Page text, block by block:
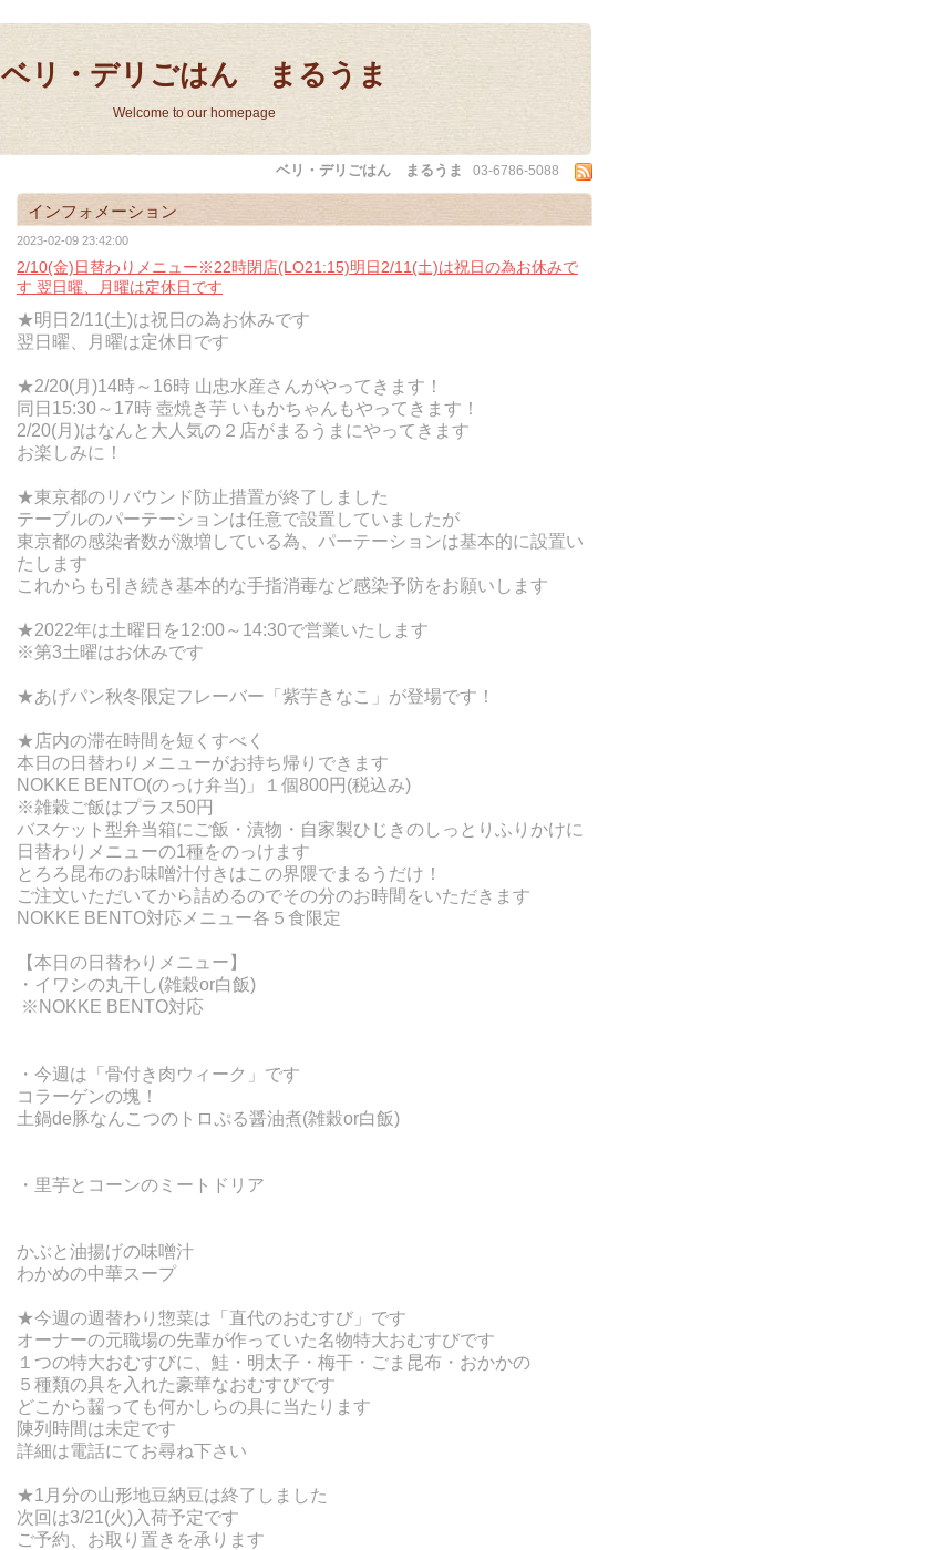
ベリ・デリごはん まるうま
Welcome to our homepage
ベリ・デリごはん まるうま 03-6786-5088
インフォメーション
2023-02-09 23:42:00
2/10(金)日替わりメニュー※22時閉店(LO21:15)明日2/11(土)は祝日の為お休みで
す 翌日曜、月曜は定休日です
★明日2/11(土)は祝日の為お休みです
翌日曜、月曜は定休日です
★2/20(月)14時～16時 山忠水産さんがやってきます！
同日15:30～17時 壺焼き芋 いもかちゃんもやってきます！
2/20(月)はなんと大人気の２店がまるうまにやってきます
お楽しみに！
★東京都のリバウンド防止措置が終了しました
テーブルのパーテーションは任意で設置していましたが
東京都の感染者数が激増している為、パーテーションは基本的に設置い
たします
これからも引き続き基本的な手指消毒など感染予防をお願いします
★2022年は土曜日を12:00～14:30で営業いたします
※第3土曜はお休みです
★あげパン秋冬限定フレーバー「紫芋きなこ」が登場です！
★店内の滞在時間を短くすべく
本日の日替わりメニューがお持ち帰りできます
NOKKE BENTO(のっけ弁当)」１個800円(税込み)
※雑穀ご飯はプラス50円
バスケット型弁当箱にご飯・漬物・自家製ひじきのしっとりふりかけに
日替わりメニュ ーの1種をのっけます
とろろ昆布のお味噌汁付きはこの界隈でまるうだけ！
ご注文いただいてから詰めるのでその分のお時間をいただきま す
NOKKE BENTO対応メニュー各５食限定
【本日の日替わりメニュー】
・イワシの丸干し(雑穀or白飯)
※NOKKE BENTO対応
・今週は「骨付き肉ウィーク」です
コラーゲンの塊！
土鍋de豚なんこつのトロぷる醤油煮(雑穀or白飯)
・里芋とコーンのミートドリア
かぶと油揚げの味噌汁
わかめの中華スープ
★今週の週替わり惣菜は 「直代のおむすび」です
オーナーの元職場の先輩が作っていた名物特大おむすびです
１つの特大おむすびに、鮭・明太子・梅干・ごま昆布・おかかの
５種類の具を入れた豪華なおむすびです
どこから齧っても何かしらの具に当たります
陳列時間は未定です
詳細は電話にてお尋ね下さい
★1月分の山形地豆納豆は終了しました
次回は3/21(火)入荷予定です
ご予約、お取り置きを承ります